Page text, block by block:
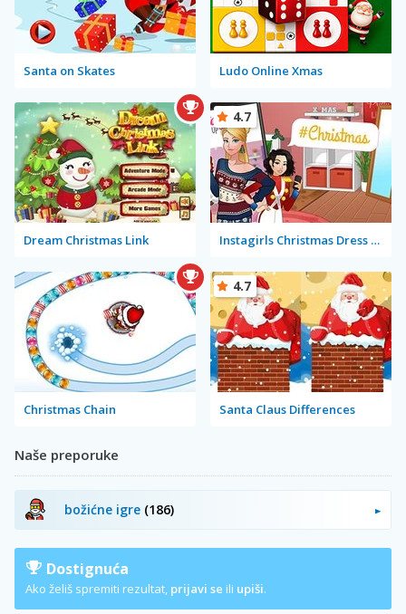
Santa on Skates Ludo Online Xmas
Dream Christmas Link Instagirls Christmas Dress Up
4.7
Christmas Chain Santa Claus Differences
4.7
Naše preporuke
božićne igre (186)
Dostignuća
Ako želiš spremiti rezultat, prijavi se ili upiši.